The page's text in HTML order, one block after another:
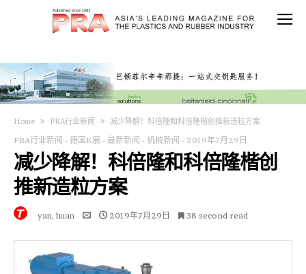
Home PRA行业新闻 减少降解！科倍隆和科倍隆楷创推新造粒方案
PRA行业新闻 - 德国K展 - 最新新闻 - 机械新闻 - 2019年7月29日
减少降解！科倍隆和科倍隆楷创
推新造粒方案
yan, huan 2019年7月29日 38 second read